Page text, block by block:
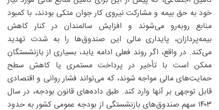
خود به حق بیمه و مشارکت نیروی کار جوان متکی بودند، با کمبود
منابع روبه‌رو می‌شوند و افزایش سالمندان در کنار کاهش
بیمه‌پردازان، پایداری مالی این صندوق‌ها را به شدت تهدید
می‌کند. در واقع، اگر روند فعلی ادامه یابد، بسیاری از بازنشستگان
ممکن است با تأخیر در پرداخت مستمری یا کاهش سطح
حمایت‌های مالی مواجه شوند، که می‌تواند فشار روانی و اقتصادی
قابل توجهی بر آنها وارد کند. طبق داده‌های قانون بودجه، در سال
۱۴۰۳ سهم صندوق‌های بازنشستگی از بودجه عمومی کشور به حدود